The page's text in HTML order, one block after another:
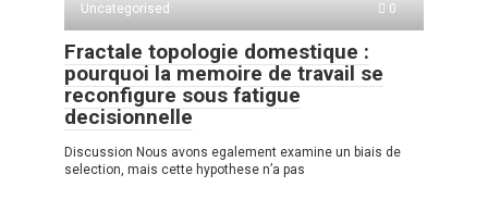
Uncategorised 0
Fractale topologie domestique :
pourquoi la memoire de travail se
reconfigure sous fatigue
decisionnelle
Discussion Nous avons egalement examine un biais de
selection, mais cette hypothese n’a pas